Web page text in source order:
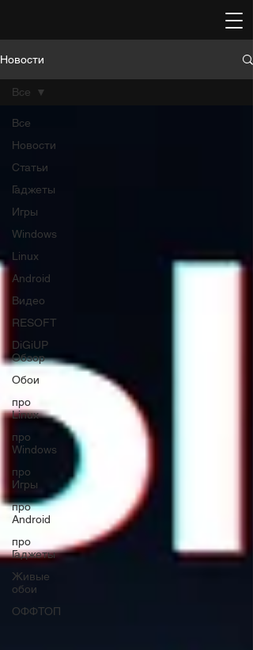
Новости
Все
Новости
Статьи
Гаджеты
Игры
Windows
Linux
Android
Видео
RESOFT
DiGiUP
Обзор
Обои
про
Linux
про
Windows
про
Игры
про
Android
про
Гаджеты
Живые
обои
ОФФТОП
Все